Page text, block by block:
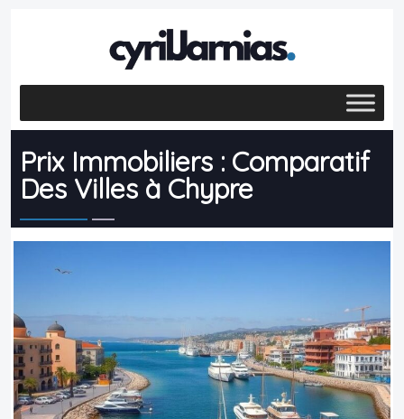
Prix Immobiliers : Comparatif
Des Villes à Chypre